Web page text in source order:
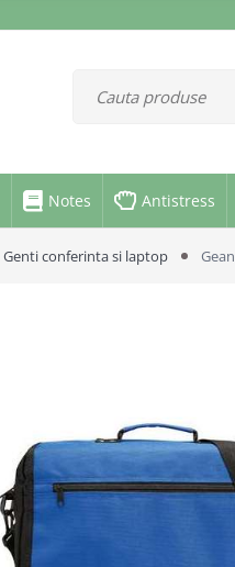
Notes Antistress
Genti conferinta si laptop